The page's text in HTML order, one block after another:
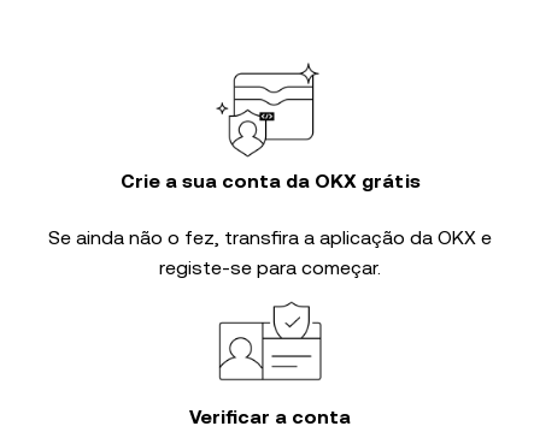
Crie a sua conta da OKX grátis
Se ainda não o fez, transfira a aplicação da OKX e
registe-se para começar.
Verificar a conta